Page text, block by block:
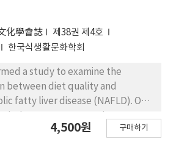
Gen+SE는 Gen과 SE에 비해 더 증가하
은 난소절제 비만 쥐에서 비만 조절과 저
개선에 매우 효과적이며, 이것은 난소절
의 지방산 산화를 촉진함으로써 발생한
제안한다.
化學會誌
제38권 제4호
한국식생활문화학회
a study to examine the
between diet quality and
fatty liver disease (NAFLD). Our
participated in the sixth Korea
4,500원 구매하기